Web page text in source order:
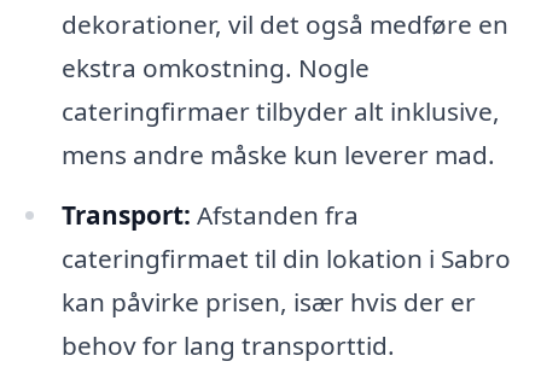
dekorationer, vil det også medføre en
ekstra omkostning. Nogle
cateringfirmaer tilbyder alt inklusive,
mens andre måske kun leverer mad.
Transport: Afstanden fra
cateringfirmaet til din lokation i Sabro
kan påvirke prisen, især hvis der er
behov for lang transporttid.